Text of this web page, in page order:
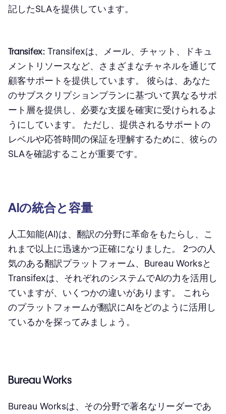
記したSLAを提供しています。
Transifex: Transifexは、メール、チャット、ドキュ
メントリソースなど、さまざまなチャネルを通じて
顧客サポートを提供しています。 彼らは、あなた
のサブスクリプションプランに基づいて異なるサポ
ート層を提供し、必要な支援を確実に受けられるよ
うにしています。 ただし、提供されるサポートの
レベルや応答時間の保証を理解するために、彼らの
SLAを確認することが重要です。
AIの統合と容量
人工知能(AI)は、翻訳の分野に革命をもたらし、こ
れまで以上に迅速かつ正確になりました。 2つの人
気のある翻訳プラットフォーム、Bureau Worksと
Transifexは、それぞれのシステムでAIの力を活用し
ていますが、いくつかの違いがあります。 これら
のプラットフォームが翻訳にAIをどのように活用し
ているかを探ってみましょう。
Bureau Works
Bureau Worksは、その分野で著名なリーダーであ